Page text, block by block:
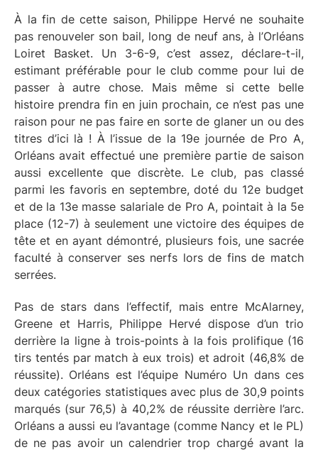
À la fin de cette saison, Philippe Hervé ne souhaite
pas renouveler son bail, long de neuf ans, à l’Orléans
Loiret Basket. Un 3-6-9, c’est assez, déclare-t-il,
estimant préférable pour le club comme pour lui de
passer à autre chose. Mais même si cette belle
histoire prendra fin en juin prochain, ce n’est pas une
raison pour ne pas faire en sorte de glaner un ou des
titres d’ici là ! À l’issue de la 19e journée de Pro A,
Orléans avait effectué une première partie de saison
aussi excellente que discrète. Le club, pas classé
parmi les favoris en septembre, doté du 12e budget
et de la 13e masse salariale de Pro A, pointait à la 5e
place (12-7) à seulement une victoire des équipes de
tête et en ayant démontré, plusieurs fois, une sacrée
faculté à conserver ses nerfs lors de fins de match
serrées.
Pas de stars dans l’effectif, mais entre McAlarney,
Greene et Harris, Philippe Hervé dispose d’un trio
derrière la ligne à trois-points à la fois prolifique (16
tirs tentés par match à eux trois) et adroit (46,8% de
réussite). Orléans est l’équipe Numéro Un dans ces
deux catégories statistiques avec plus de 30,9 points
marqués (sur 76,5) à 40,2% de réussite derrière l’arc.
Orléans a aussi eu l’avantage (comme Nancy et le PL)
de ne pas avoir un calendrier trop chargé avant la